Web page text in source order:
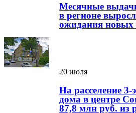
Месячные
в регионе
ожидания новых
20 июля
На расселение 3-
дома в центре
87,8 млн руб. из